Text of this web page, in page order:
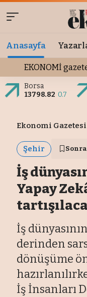
Anasayfa
EKONOMİ
Borsa
13798.82 0.7
Ekonomi Gazetesi
Şehir
İş
Yapay
İş
derinden
dönüşüme
İş İnsanları